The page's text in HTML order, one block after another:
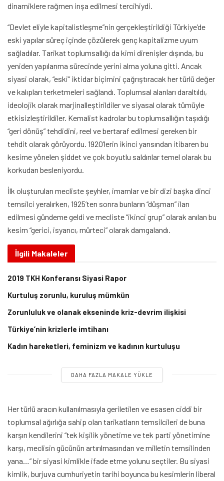
dinamiklere rağmen inşa edilmesi tercihiydi.
“Devlet eliyle kapitalistleşme”nin gerçekleştirildiği Türkiye’de
eski yapılar süreç içinde çözülerek genç kapitalizme uyum
sağladılar. Tarikat toplumsallığı da kimi direnişler dışında, bu
yeniden yapılanma sürecinde yerini alma yoluna gitti. Ancak
siyasi olarak, “eski” iktidar biçimini çağrıştıracak her türlü değer
ve kalıpları terketmeleri sağlandı. Toplumsal alanları daraltıldı,
ideolojik olarak marjinalleştirildiler ve siyasal olarak tümüyle
etkisizleştirildiler. Kemalist kadrolar bu toplumsallığın taşıdığı
“geri dönüş” tehdidini, reel ve bertaraf edilmesi gereken bir
tehdit olarak görüyordu. 1920’lerin ikinci yarısından itibaren bu
kesime yönelen şiddet ve çok boyutlu saldırılar temel olarak bu
korkudan besleniyordu.
İlk oluşturulan mecliste şeyhler, imamlar ve bir dizi başka dinci
temsilci yeralırken, 1925’ten sonra bunların “düşman” ilan
edilmesi gündeme geldi ve mecliste “ikinci grup” olarak anılan bu
kesim “gerici, isyancı, mürteci” olarak damgalandı.
İlgili Makaleler
2019 TKH Konferansı Siyasi Rapor
Kurtuluş zorunlu, kuruluş mümkün
Zorunluluk ve olanak ekseninde kriz-devrim ilişkisi
Türkiye’nin krizlerle imtihanı
Kadın hareketleri, feminizm ve kadının kurtuluşu
DAHA FAZLA MAKALE YÜKLE
Her türlü aracın kullanılmasıyla geriletilen ve esasen ciddi bir
toplumsal ağırlığa sahip olan tarikatların temsilcileri de buna
karşın kendilerini “tek kişilik yönetime ve tek parti yönetimine
karşı, meclisin gücünün artırılmasından ve milletin temsilinden
yana…” bir siyasi kimlikle ifade etme yolunu seçtiler. Bu siyasi
kimlik, burjuva cumhuriyetin tarihi boyunca bu kesimlerin liberal